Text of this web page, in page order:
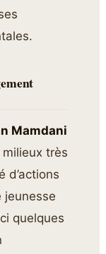
Mamdani
très
d’actions
jeunesse
quelques